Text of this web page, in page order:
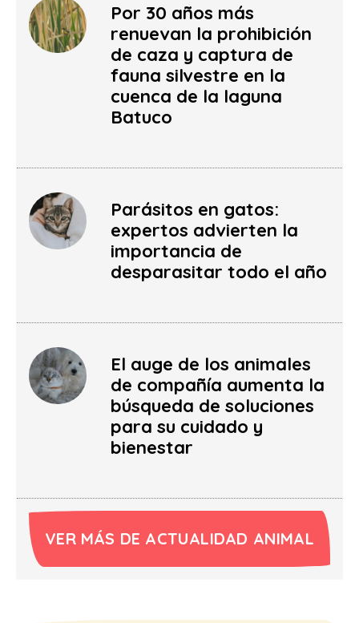
Por 30 años más
renuevan la prohibición
de caza y captura de
fauna silvestre en la
cuenca de la laguna
Batuco
Parásitos en gatos:
expertos advierten la
importancia de
desparasitar todo el año
El auge de los animales
de compañía aumenta la
búsqueda de soluciones
para su cuidado y
bienestar
VER MÁS DE ACTUALIDAD ANIMAL